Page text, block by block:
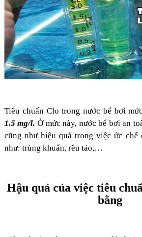
Tiêu chuẩn Clo trong nước bể bơi
1.5 mg/l.Ở mức này, nước bể bơi an
cũng như hiệu quả trong việc ức chế
như: trùng khuẩn, rêu tảo,…
Hậu quả của việc tiêu
bằng